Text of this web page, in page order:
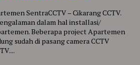
SentraCCTV – Cikarang CCTV.
dalam hal installasi/
Beberapa project Apartemen
sudah di pasang camera CCTV